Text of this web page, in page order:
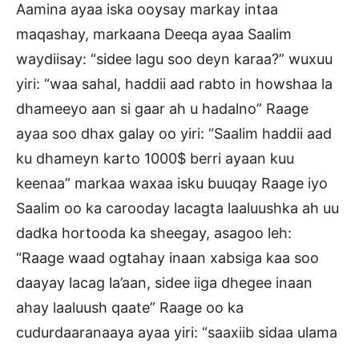
Aamina ayaa iska ooysay markay intaa
maqashay, markaana Deeqa ayaa Saalim
waydiisay: “sidee lagu soo deyn karaa?” wuxuu
yiri: “waa sahal, haddii aad rabto in howshaa la
dhameeyo aan si gaar ah u hadalno” Raage
ayaa soo dhax galay oo yiri: “Saalim haddii aad
ku dhameyn karto 1000$ berri ayaan kuu
keenaa” markaa waxaa isku buuqay Raage iyo
Saalim oo ka carooday lacagta laaluushka ah uu
dadka hortooda ka sheegay, asagoo leh:
“Raage waad ogtahay inaan xabsiga kaa soo
daayay lacag la’aan, sidee iiga dhegee inaan
ahay laaluush qaate” Raage oo ka
cudurdaaranaaya ayaa yiri: “saaxiib sidaa ulama